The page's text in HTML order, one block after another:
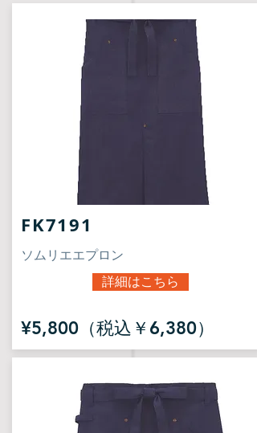
FK7191
ソムリエエプロン
詳細はこちら
¥5,800（税込￥6,380）